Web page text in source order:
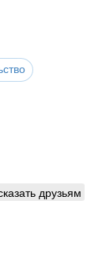
друзьям